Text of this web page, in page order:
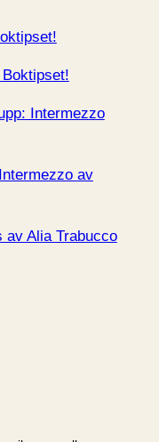
Intermezzo
av
av Alia Trabucco